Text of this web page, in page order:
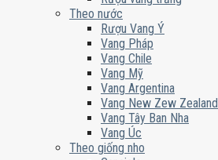
Theo nước
Rượu Vang Ý
Vang Pháp
Vang Chile
Vang Mỹ
Vang Argentina
Vang New Zew Zealand
Vang Tây Ban Nha
Vang Úc
Theo giống nho